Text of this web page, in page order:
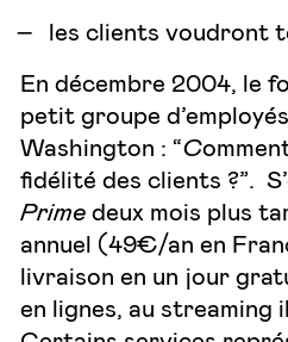
les clients voudront
En décembre 2004, le
petit groupe
Washington : “C
fidélité des clients ?”.
Prime deux mois plus
annuel (49€/an en
livraison en un jour
en lignes, au streaming